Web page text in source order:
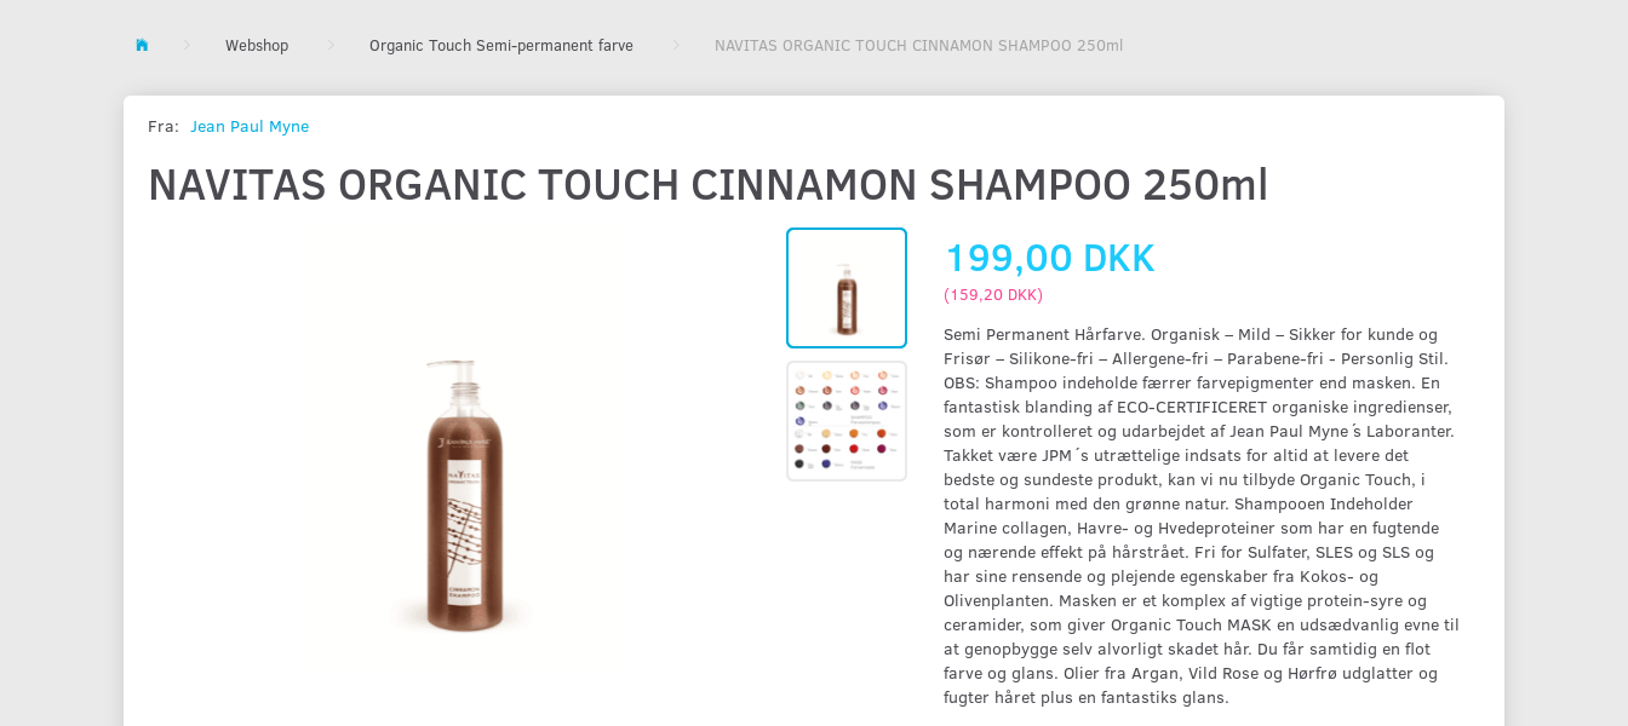
Webshop Organic Touch Semi-permanent farve NAVITAS ORGANIC TOUCH CINNAMON SHAMPOO 250ml
Fra: Jean Paul Myne
NAVITAS ORGANIC TOUCH CINNAMON SHAMPOO 250ml
199,00 DKK
(159,20 DKK)
Semi Permanent Hårfarve. Organisk – Mild – Sikker for kunde og
Frisør – Silikone-fri – Allergene-fri – Parabene-fri - Personlig Stil.
OBS: Shampoo indeholde færrer farvepigmenter end masken. En
fantastisk blanding af ECO-CERTIFICERET organiske ingredienser,
som er kontrolleret og udarbejdet af Jean Paul Myne ́s Laboranter.
Takket være JPM´s utrættelige indsats for altid at levere det
bedste og sundeste produkt, kan vi nu tilbyde Organic Touch, i
total harmoni med den grønne natur. Shampooen Indeholder
Marine collagen, Havre- og Hvedeproteiner som har en fugtende
og nærende effekt på hårstrået. Fri for Sulfater, SLES og SLS og
har sine rensende og plejende egenskaber fra Kokos- og
Olivenplanten. Masken er et komplex af vigtige protein-syre og
ceramider, som giver Organic Touch MASK en udsædvanlig evne til
at genopbygge selv alvorligt skadet hår. Du får samtidig en flot
farve og glans. Olier fra Argan, Vild Rose og Hørfrø udglatter og
fugter håret plus en fantastiks glans.